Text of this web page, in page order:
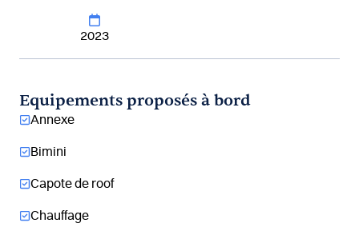
2023
Equipements proposés à bord
Annexe
Bimini
Capote de roof
Chauffage